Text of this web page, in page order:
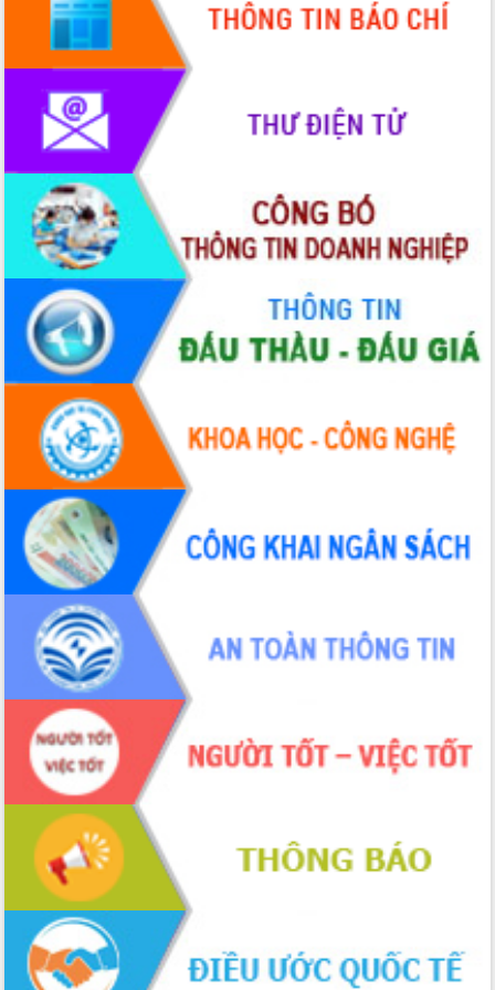
Định vị cà phê Việt Nam như một “di
sản sống” trong dòng chảy toàn cầu
Xây dựng nông thôn mới: Nâng cao đời
sống người dân từ những mô hình thiết
Quyết liệt tháo gỡ vướng mắc, đẩy
nhanh tiến độ các dự án trọng điểm
trong Khu kinh tế Nam Phú Yên
Hòn Yến phát triển du lịch gắn với bảo
tồn biển
Lấy ý kiến điều chỉnh Quy hoạch tỉnh
Đắk Lắk thời kỳ 2021-2030, tầm nhìn
đến năm 2050
Phát động chiến dịch 30 ngày đêm
giải phóng mặt bằng Tuyến đường bộ
ven biển
Đắk Lắk nỗ lực thúc đẩy tăng trưởng
kinh tế từ 10% trở lên trong Quý
II/2026
Đắk Lắk ký kết thỏa thuận hợp tác về
chuyển đổi số giai đoạn 2026 – 2030
với Tập đoàn Bưu chính Viễn thông
Việt Nam
Thứ trưởng Bộ Y tế làm việc với tỉnh
Đắk Lắk về phát triển nhân lực y tế
cho trạm y tế cấp xã
Du lịch Đắk Lắk nâng tầm trải nghiệm
du khách thông qua Hệ thống cơ sở dữ
liệu và Bản đồ số
Tập huấn ứng dụng trí tuệ nhân tạo (AI)
trong thương mại điện tử năm 2026
Đoàn đại biểu Quốc hội tỉnh Đắk Lắk
trao đổi thông tin trước Kỳ họp thứ
nhất, Quốc hội khóa XVI
Quyết liệt cải cách hành chính, khơi
thông nguồn lực phát triển
Nâng cao hiệu lực, hiệu quả HĐND
tỉnh thông qua hiện đại hóa hành chính
Xã Ea Phê gắn cải cách hành chính với
chuyển đổi số
Phó Chủ tịch Thường trực UBND tỉnh